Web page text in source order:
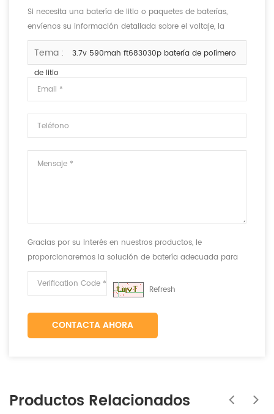
Si necesita una batería de litio o paquetes de baterías,
envíenos su información detallada sobre el voltaje, la
capacidad y el tamaño.
Tema :
3.7v 590mah ft683030p batería de polímero
de litio
Gracias por su interés en nuestros productos, le
proporcionaremos la solución de batería adecuada para
cumplir con sus requisitos.
Refresh
CONTACTA AHORA
Productos Relacionados